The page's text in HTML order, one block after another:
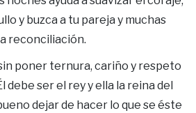
y buzca a tu pareja y muchas
reconciliación.
poner ternura, cariño y respeto
debe ser el rey y ella la reina del
dejar de hacer lo que se éste